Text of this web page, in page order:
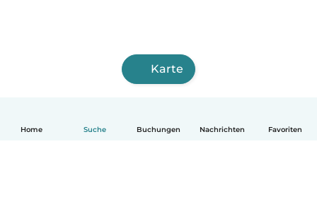
Home Suche Buchungen Nachrichten Favoriten
Karte